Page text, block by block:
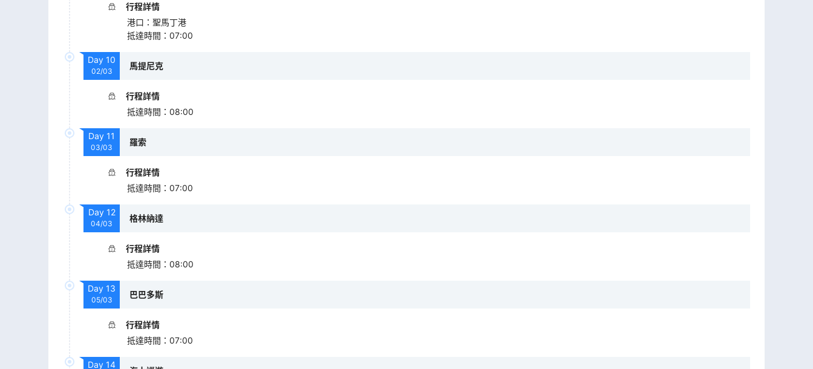
行程詳情
港口 ： 聖馬丁港
抵達時間 ： 07:00
Day 10
02/03
馬提尼克
行程詳情
抵達時間 ： 08:00
Day 11
03/03
羅索
行程詳情
抵達時間 ： 07:00
Day 12
04/03
格林納達
行程詳情
抵達時間 ： 08:00
Day 13
05/03
巴巴多斯
行程詳情
抵達時間 ： 07:00
Day 14